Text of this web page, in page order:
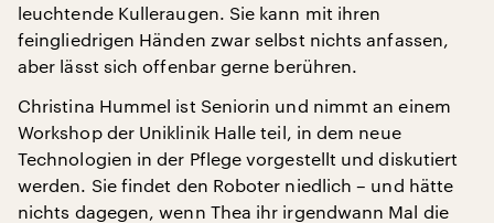
leuchtende Kulleraugen. Sie kann mit ihren
feingliedrigen Händen zwar selbst nichts anfassen,
aber lässt sich offenbar gerne berühren.
Christina Hummel ist Seniorin und nimmt an einem
Workshop der Uniklinik Halle teil, in dem neue
Technologien in der Pflege vorgestellt und diskutiert
werden. Sie findet den Roboter niedlich – und hätte
nichts dagegen, wenn Thea ihr irgendwann Mal die